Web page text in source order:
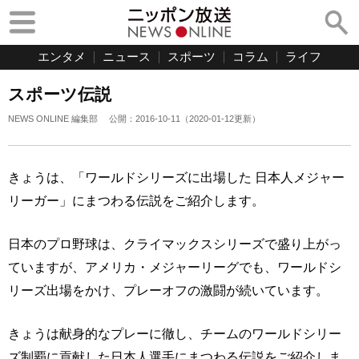
エンタメ ニュース スポーツ コラム ライフ
スポーツ伝説
NEWS ONLINE 編集部 公開： 2016-10-11 （2020-01-12更新）
きょうは、「ワールドシリーズに出場した 日本人メジャー
リーガー」にまつわる伝説をご紹介します。
日本のプロ野球は、クライマックスシリーズで盛り上がっ
ていますが、アメリカ・メジャーリーグでも、ワールドシ
リーズ出場をかけ、プレーオフの激闘が続いています。
きょうは献身的なプレーに徹し、チームのワールドシリー